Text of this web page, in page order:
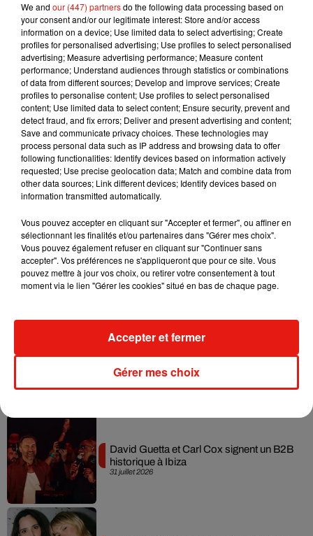
Voir cette publication sur Instagram
We’ve lost it. But we’re together! AT HOME
Une publication partagée parP!NK(@pink) le19 Mars 2020 à 5 :40 PDT
Un moment joyeux qui n'a pas manqué de faire rire les
internautes !
3 août 2026
Fred again.. et Latin Mafia dévoilent enfin
leur mixtape créée en...
31 juillet 2026
Swedish House Mafia et Lykke Li
dévoilent « Happiness Is So Sad »
31 juillet 2026
David Guetta et Carl Cox signent un B2B
historique à Ibiza
We and our (447) partnersdo the following data processing based on
your consent and/or our legitimate interest: Store and/or access
information on a device; Use limited data to select advertising; Create
profiles for personalised advertising; Use profiles to select personalised
advertising; Measure advertising performance; Measure content
performance; Understand audiences through statistics or combinations
of data from different sources; Develop and improve services; Create
profiles to personalise content; Use profiles to select personalised
content; Use limited data to select content; Ensure security, prevent and
detect fraud, and fix errors; Deliver and present advertising and content;
Save and communicate privacy choices. These technologies may
process personal data such as IP address and browsing data to offer
following functionalities: Identify devices based on information actively
requested; Use precise geolocation data; Match and combine data from
other data sources; Link different devices; Identify devices based on
information transmitted automatically.
Vous pouvez accepter en cliquant sur "Accepter et fermer", ou affiner en
sélectionnant les finalités et/ou partenaires dans "Gérer mes choix".
Vous pouvez également refuser en cliquant sur "Continuer sans
accepter". Vos préférences ne s'appliqueront que pour ce site. Vous
pouvez mettre à jour vos choix, ou retirer votre consentement à tout
moment via le lien "Gérer les cookies" situé en bas de chaque page.
Gérer mes choix
Accepter et fermer